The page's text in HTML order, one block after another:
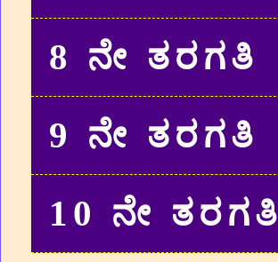
8 ನೇ ತರಗತಿ
9 ನೇ ತರಗತಿ
10 ನೇ ತರಗತಿ